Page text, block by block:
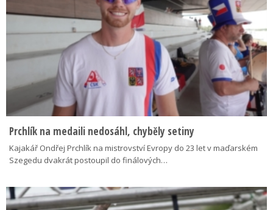
Prchlík na medaili nedosáhl, chyběly setiny
Kajakář Ondřej Prchlík na mistrovství Evropy do 23 let v maďarském
Szegedu dvakrát postoupil do finálových…